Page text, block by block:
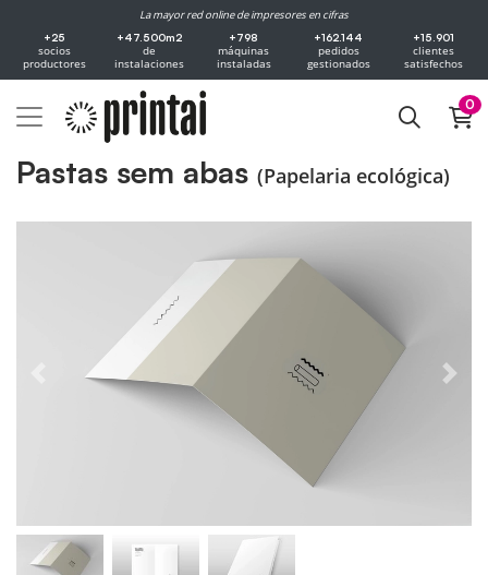
La mayor red online de impresores en cifras
+25
socios
productores
+47.500m2
de
instalaciones
+798
máquinas
instaladas
+162.144
pedidos
gestionados
+15.901
clientes
satisfechos
0
Pastas sem abas (Papelaria ecológica)